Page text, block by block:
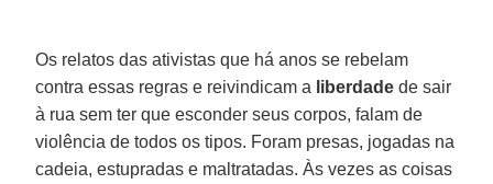
Os relatos das ativistas que há anos se rebelam
contra essas regras e reivindicam a liberdade de sair
à rua sem ter que esconder seus corpos, falam de
violência de todos os tipos. Foram presas, jogadas na
cadeia, estupradas e maltratadas. Às vezes as coisas